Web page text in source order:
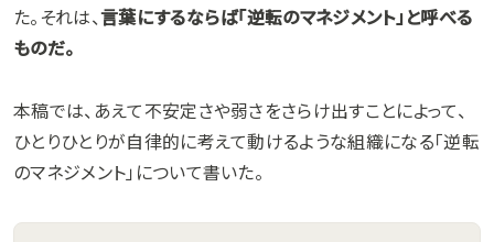
た。それは、言葉にするならば「逆転のマネジメント」と呼べる
ものだ。
本稿では、あえて不安定さや弱さをさらけ出すことによって、
ひとりひとりが自律的に考えて動けるような組織になる「逆転
のマネジメント」について書いた。